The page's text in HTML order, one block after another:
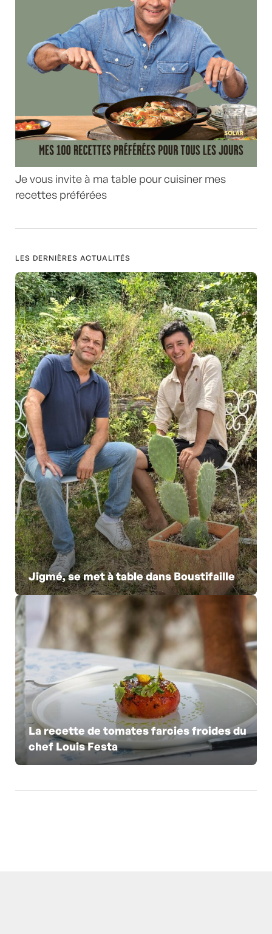
Je vous invite à ma table pour cuisiner mes
recettes préférées
LES DERNIÈRES ACTUALITÉS
Jigmé, se met à table dans Boustifaille
La recette de tomates farcies froides du
chef Louis Festa